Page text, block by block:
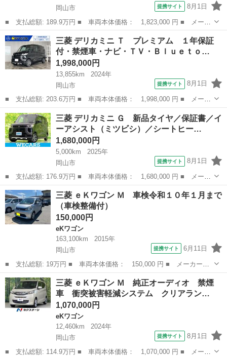
岡山市
提携サイト 8月1日
■ 支払総額: 189.9万円 ■ 車両本体価格： 1,823,000 円 ■ メーカ
ー名： 三菱 ■ 車種名： デリカミニ ■ グレード名： Ｇ プレ
ミアム ＳＤナビ マイパイロット 全周囲カメラ 禁煙車 ｅ－ア
シスト ...
岡山 岡山市 三菱
三菱 デリカミニ Ｔ プレミアム １年保証
付・禁煙車・ナビ・ＴＶ・Ｂｌｕｅｔｏ…
1,998,000円
13,855km
2024年
岡山市
提携サイト 8月1日
■ 支払総額: 203.6万円 ■ 車両本体価格： 1,998,000 円 ■ メーカ
ー名： 三菱 ■ 車種名： デリカミニ ■ グレード名： Ｔ プレ
ミアム １年保証付・禁煙車・ナビ・ＴＶ・Ｂｌｕｅｔｏｏｔｈ・マ
ルチアラ...
岡山 岡山市 三菱
三菱 デリカミニ Ｇ 新品タイヤ／保証書／イ
ーアシスト（ミツビシ）／シートヒー…
1,680,000円
5,000km
2025年
岡山市
提携サイト 8月1日
■ 支払総額: 176.9万円 ■ 車両本体価格： 1,680,000 円 ■ メーカ
ー名： 三菱 ■ 車種名： デリカミニ ■ グレード名： Ｇ 新品
タイヤ／保証書／イーアシスト（ミツビシ）／シートヒーター 前席
／車線逸...
岡山 岡山市 三菱
三菱 ｅＫワゴン Ｍ 車検令和１０年１月まで
（車検整備付）
150,000円
eKワゴン
163,100km
2015年
岡山市
提携サイト 6月11日
■ 支払総額: 19万円 ■ 車両本体価格： 150,000 円 ■ メーカー
名： 三菱 ■ 車種名： ｅＫワゴン ■ グレード名： Ｍ 車検令
和１０年１月まで ■ 排気量： 660cc ■ ドア枚数： 5D ■ ミッシ
ョ...
岡山 岡山市 eKワゴン
三菱 ｅＫワゴン Ｍ 純正オーディオ 禁煙
車 衝突被害軽減システム クリアラン…
1,070,000円
eKワゴン
12,460km
2024年
岡山市
提携サイト 8月1日
■ 支払総額: 114.9万円 ■ 車両本体価格： 1,070,000 円 ■ メーカ